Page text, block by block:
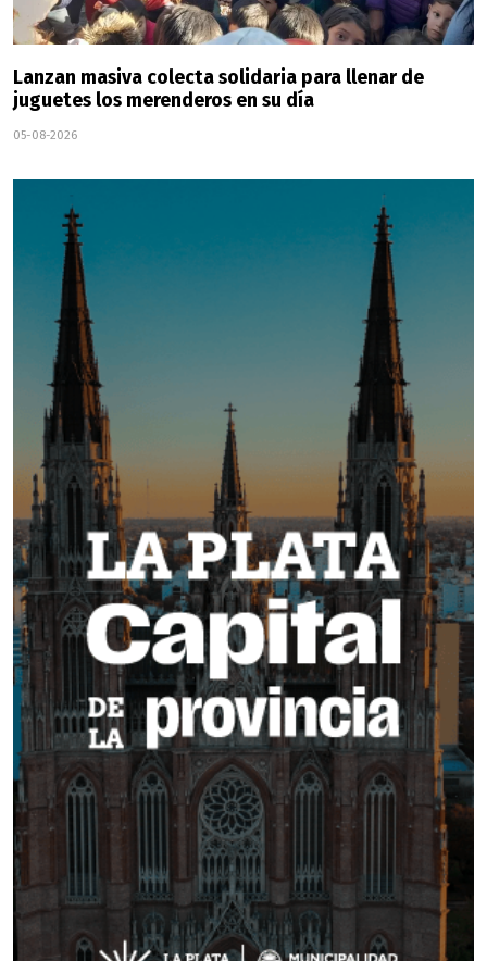
Lanzan masiva colecta solidaria para llenar de
juguetes los merenderos en su día
05-08-2026